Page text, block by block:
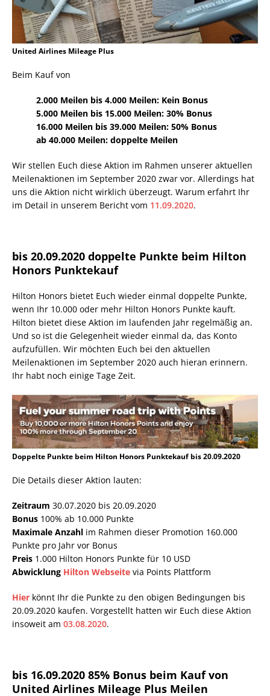
United Airlines Mileage Plus
Beim Kauf von
2.000 Meilen bis 4.000 Meilen: Kein Bonus
5.000 Meilen bis 15.000 Meilen: 30% Bonus
16.000 Meilen bis 39.000 Meilen: 50% Bonus
ab 40.000 Meilen: doppelte Meilen
Wir stellen Euch diese Aktion im Rahmen unserer aktuellen
Meilenaktionen im September 2020 zwar vor. Allerdings hat
uns die Aktion nicht wirklich überzeugt. Warum erfahrt Ihr
im Detail in unserem Bericht vom 11.09.2020.
bis 20.09.2020 doppelte Punkte beim Hilton
Honors Punktekauf
Hilton Honors bietet Euch wieder einmal doppelte Punkte,
wenn Ihr 10.000 oder mehr Hilton Honors Punkte kauft.
Hilton bietet diese Aktion im laufenden Jahr regelmäßig an.
Und so ist die Gelegenheit wieder einmal da, das Konto
aufzufüllen. Wir möchten Euch bei den aktuellen
Meilenaktionen im September 2020 auch hieran erinnern.
Ihr habt noch einige Tage Zeit.
Doppelte Punkte beim Hilton Honors Punktekauf bis 20.09.2020
Die Details dieser Aktion lauten:
Zeitraum 30.07.2020 bis 20.09.2020
Bonus 100% ab 10.000 Punkte
Maximale Anzahl im Rahmen dieser Promotion 160.000
Punkte pro Jahr vor Bonus
Preis 1.000 Hilton Honors Punkte für 10 USD
Abwicklung Hilton Webseite via Points Plattform
Hier könnt Ihr die Punkte zu den obigen Bedingungen bis
20.09.2020 kaufen. Vorgestellt hatten wir Euch diese Aktion
insoweit am 03.08.2020.
bis 16.09.2020 85% Bonus beim Kauf von
United Airlines Mileage Plus Meilen